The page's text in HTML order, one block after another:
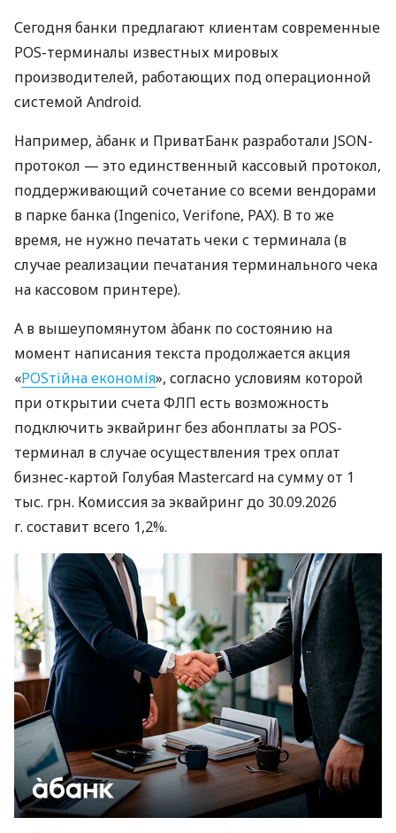
Сегодня банки предлагают клиентам современные
POS-терминалы известных мировых
производителей, работающих под операционной
системой Android.
Например, àбанк и ПриватБанк разработали JSON-
протокол — это единственный кассовый протокол,
поддерживающий сочетание со всеми вендорами
в парке банка (Ingenico, Verifone, PAX). В то же
время, не нужно печатать чеки с терминала (в
случае реализации печатания терминального чека
на кассовом принтере).
А в вышеупомянутом àбанк по состоянию на
момент написания текста продолжается акция
«POSтійна економія», согласно условиям которой
при открытии счета ФЛП есть возможность
подключить эквайринг без абонплаты за POS-
терминал в случае осуществления трех оплат
бизнес-картой Голубая Mastercard на сумму от 1
тыс. грн. Комиссия за эквайринг до 30.09.2026
г. составит всего 1,2%.